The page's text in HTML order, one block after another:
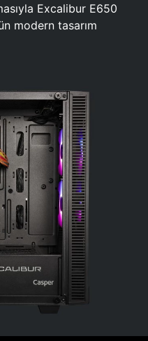
Excalibur E650
modern tasarım